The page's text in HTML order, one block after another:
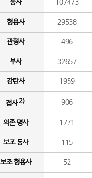
동사 107473
형용사 29538
관형사 496
부사 32657
감탄사 1959
접사2) 906
의존 명사 1771
보조 동사 115
보조 형용사 52